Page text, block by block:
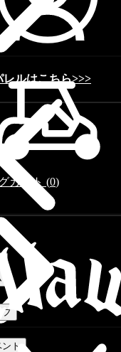
ルはこちら>>>
カート (0)
ト